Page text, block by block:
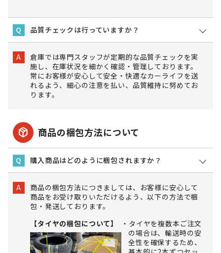
Q 品質チェックは行っていますか？
A
倉庫では専門スタッフが定期的な品質チェックを実
施し、在庫状況を細かく確認・管理しております。
常にお客様が安心して安全・快適なカーライフを送
れるよう、細心の注意を払い、品質維持に努めてお
ります。
package_2 商品の梱包方法について
Q 購入商品はどのように梱包されますか？
A
商品の梱包方法につきましては、お客様に安心して
商品をお受け取りいただけるよう、以下の方法で梱
包・発送しております。
【タイヤの梱包について】
タイヤを複数本ご注文
の場合は、輸送時の安
全性を確保するため、